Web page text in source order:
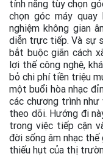
tính năng tùy chọn
chọn góc máy
nghiệm không gian
diễn trực tiếp. Và sự
bắt buộc giãn cách
lợi thế công nghệ,
bỏ chi phí tiền triệu
một buổi hòa nhạc
các chương trình
theo dõi. Hướng đi
trong việc tiếp cận
đời sống âm nhạc
thiếu hụt của thị